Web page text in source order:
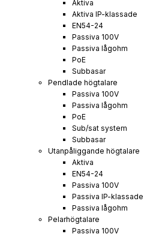
Aktiva
Aktiva IP-klassade
EN54-24
Passiva 100V
Passiva lågohm
PoE
Subbasar
Pendlade högtalare
Passiva 100V
Passiva lågohm
PoE
Sub/sat system
Subbasar
Utanpåliggande högtalare
Aktiva
EN54-24
Passiva 100V
Passiva IP-klassade
Passiva lågohm
Pelarhögtalare
Passiva 100V